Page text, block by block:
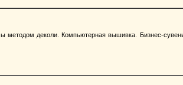
деколи. Компьютерная вышивка. Бизнес-